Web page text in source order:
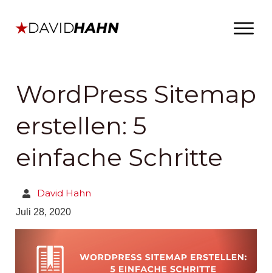
WordPress Sitemap
erstellen: 5
einfache Schritte
David Hahn
Juli 28, 2020